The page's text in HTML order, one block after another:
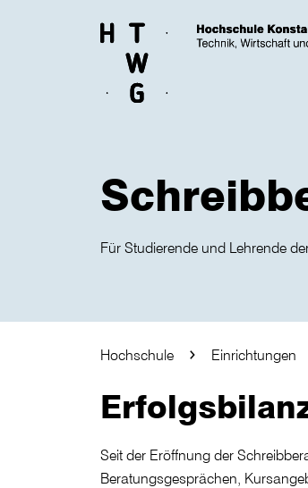
Für Studierende und Lehrende
Hochschule Einrichtungen
Seit der Eröffnung der
Beratungsgesprächen,